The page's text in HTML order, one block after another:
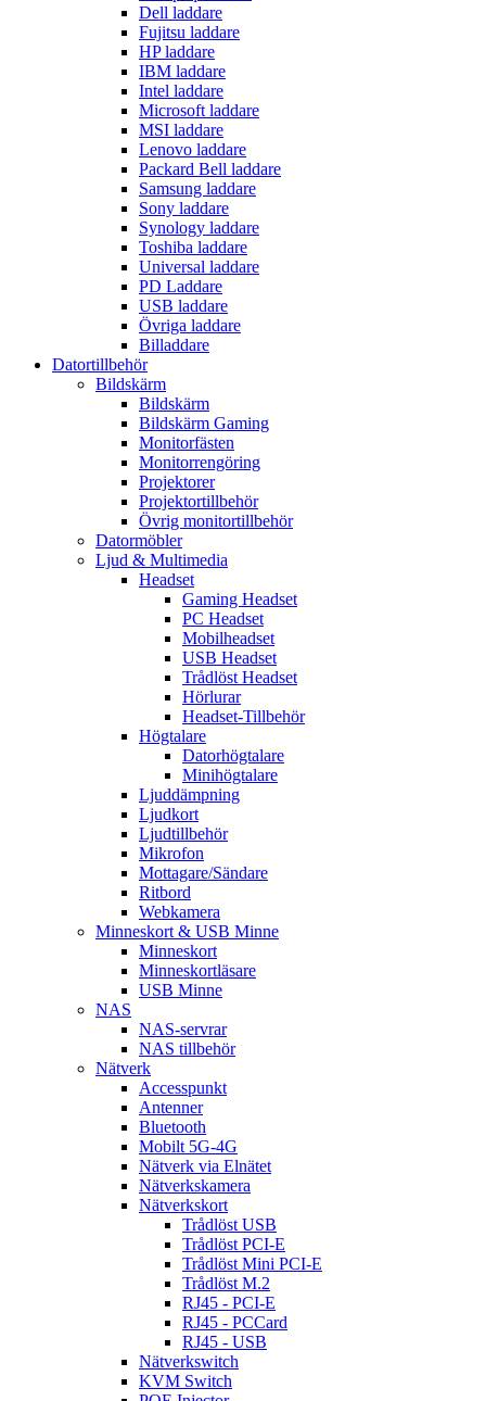
Dell laddare
Fujitsu laddare
HP laddare
IBM laddare
Intel laddare
Microsoft laddare
MSI laddare
Lenovo laddare
Packard Bell laddare
Samsung laddare
Sony laddare
Synology laddare
Toshiba laddare
Universal laddare
PD Laddare
USB laddare
Övriga laddare
Billaddare
Datortillbehör
Bildskärm
Bildskärm
Bildskärm Gaming
Monitorfästen
Monitorrengöring
Projektorer
Projektortillbehör
Övrig monitortillbehör
Datormöbler
Ljud & Multimedia
Headset
Gaming Headset
PC Headset
Mobilheadset
USB Headset
Trådlöst Headset
Hörlurar
Headset-Tillbehör
Högtalare
Datorhögtalare
Minihögtalare
Ljuddämpning
Ljudkort
Ljudtillbehör
Mikrofon
Mottagare/Sändare
Ritbord
Webkamera
Minneskort & USB Minne
Minneskort
Minneskortläsare
USB Minne
NAS
NAS-servrar
NAS tillbehör
Nätverk
Accesspunkt
Antenner
Bluetooth
Mobilt 5G-4G
Nätverk via Elnätet
Nätverkskamera
Nätverkskort
Trådlöst USB
Trådlöst PCI-E
Trådlöst Mini PCI-E
Trådlöst M.2
RJ45 - PCI-E
RJ45 - PCCard
RJ45 - USB
Nätverkswitch
KVM Switch